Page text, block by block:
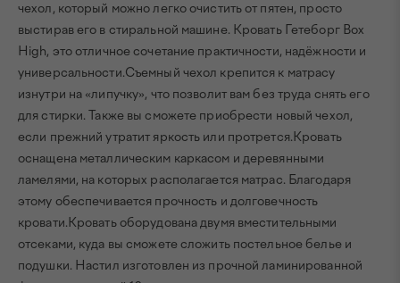
чехол, который можно легко очистить от пятен, просто
выстирав его в стиральной машине. Кровать Гетеборг Box
High, это отличное сочетание практичности, надёжности и
универсальности.Съемный чехол крепится к матрасу
изнутри на «липучку», что позволит вам без труда снять его
для стирки. Также вы сможете приобрести новый чехол,
если прежний утратит яркость или протрется.Кровать
оснащена металлическим каркасом и деревянными
ламелями, на которых располагается матрас. Благодаря
этому обеспечивается прочность и долговечность
кровати.Кровать оборудована двумя вместительными
отсеками, куда вы сможете сложить постельное белье и
подушки. Настил изготовлен из прочной ламинированной